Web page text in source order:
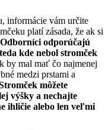
informácie vám určite
platí zásada, že ak si
Odborníci odporúčajú
kde nebol stromček
by mal mať čo najmenej
medzi prstami a
môžete
výšky a nechajte
ihličie alebo len veľmi